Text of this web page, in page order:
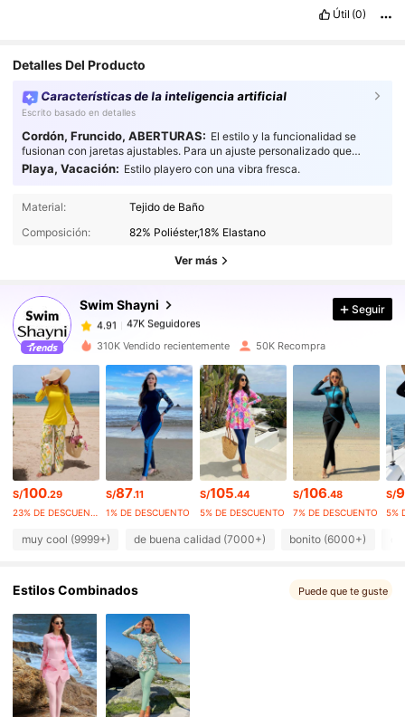
Útil (0)
Detalles Del Producto
Características de la inteligencia artificial
Escrito basado en detalles
Cordón, Fruncido, ABERTURAS: El estilo y la funcionalidad se
fusionan con jaretas ajustables. Para un ajuste personalizado que
combina una vibra relajada con comodidad práctica.
Playa, Vacación: Estilo playero con una vibra fresca.
Material:
Tejido de Baño
Composición:
82% Poliéster,18% Elastano
Ver más
Swim Shayni
47K Seguidores
47K Seguidores
4.91
47K Seguidores
k***k seguidoHace 9 horas
4.91
4.91 47K Seguidores
4.91 47K Seguidores
4.91 47K Seguidores
4.91 47K Seguidores
4.91 47K Seguidores
Seguir
310K Vendido recientemente 50K Recompra
S/100.29
23% DE DESCUENTO
S/87.11
1% DE DESCUENTO
S/105.44
5% DE DESCUENTO
S/106.48
7% DE DESCUENTO
S/
5%
muy cool (9999+) de buena calidad (7000+) bonito (6000+)
Estilos Combinados Puede que te guste